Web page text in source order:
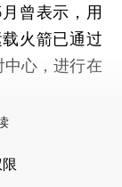
曾表示，用
火箭已通过
心，进行在